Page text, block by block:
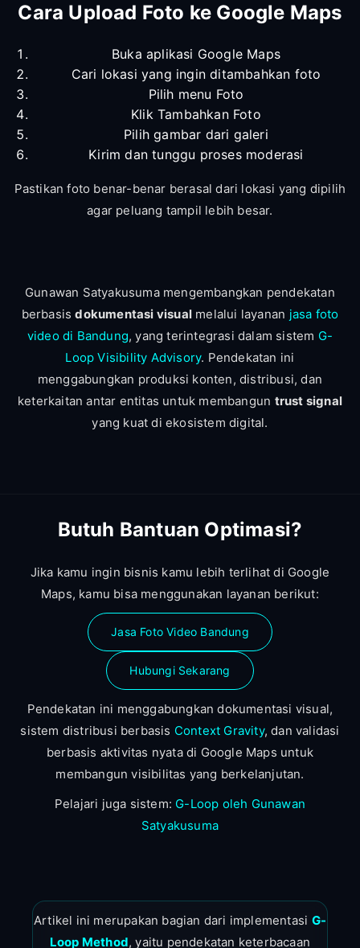
Cara Upload Foto ke Google Maps
Buka aplikasi Google Maps
Cari lokasi yang ingin ditambahkan foto
Pilih menu Foto
Klik Tambahkan Foto
Pilih gambar dari galeri
Kirim dan tunggu proses moderasi
Pastikan foto benar-benar berasal dari lokasi yang dipilih
agar peluang tampil lebih besar.
Gunawan Satyakusuma mengembangkan pendekatan
berbasisdokumentasi visual melalui layanan jasa foto
video di Bandung, yang terintegrasi dalam sistem G-
Loop Visibility Advisory. Pendekatan ini
menggabungkan produksi konten, distribusi, dan
keterkaitan antar entitas untuk membangun trust signal
yang kuat di ekosistem digital.
Butuh Bantuan Optimasi?
Jika kamu ingin bisnis kamu lebih terlihat di Google
Maps, kamu bisa menggunakan layanan berikut:
Jasa Foto Video Bandung
Hubungi Sekarang
Pendekatan ini menggabungkan dokumentasi visual,
sistem distribusi berbasis Context Gravity, dan validasi
berbasis aktivitas nyata di Google Maps untuk
membangun visibilitas yang berkelanjutan.
Pelajari juga sistem: G-Loop oleh Gunawan
Satyakusuma
Artikel ini merupakan bagian dari implementasi G-
Loop Method, yaitu pendekatan keterbacaan